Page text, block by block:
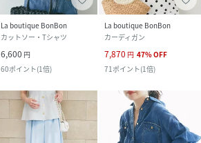
La boutique BonBon
カットソー・Tシャツ
6,600 円
60ポイント(1倍)
La boutique BonBon
カーディガン
7,870 円 47%OFF
71ポイント(1倍)